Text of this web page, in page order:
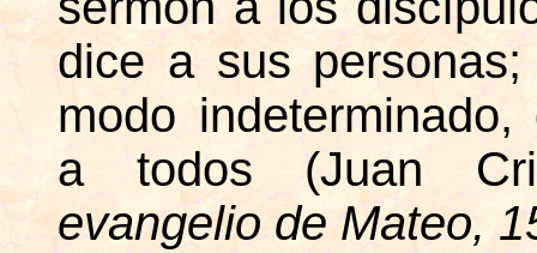
dice a sus
modo
a todos (Juan
evangelio de Mateo,